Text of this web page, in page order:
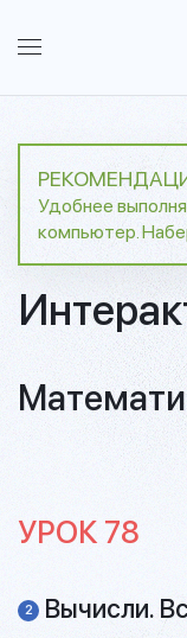
Удобнее
компьютер.
УРОК 78
2 Вычисли.